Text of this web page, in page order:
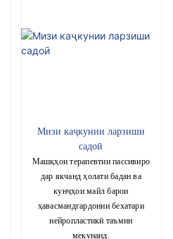
Мизи каҷкунии ларзиши
садоӣ
Машқҳои терапевтии пассивиро
дар якчанд ҳолати бадан ва
кунҷҳои майл барои
ҳавасмандгардонии бехатари
нейропластикӣ таъмин
мекунанд.